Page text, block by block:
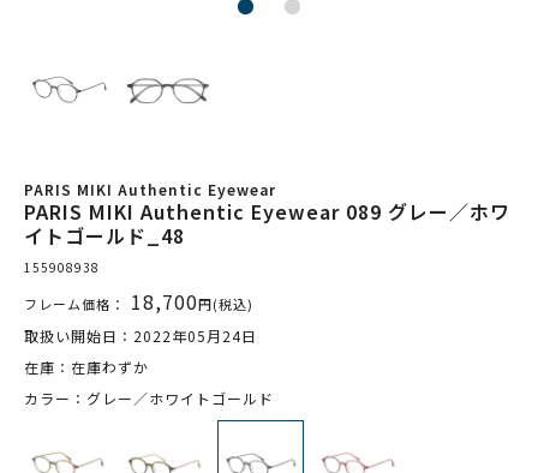
PARIS MIKI Authentic Eyewear
PARIS MIKI Authentic Eyewear 089 グレー／ホワ
イトゴールド_48
155908938
フレーム価格： 18,700円(税込)
取扱い開始日：2022年05月24日
在庫：在庫わずか
カラー：グレー／ホワイトゴールド